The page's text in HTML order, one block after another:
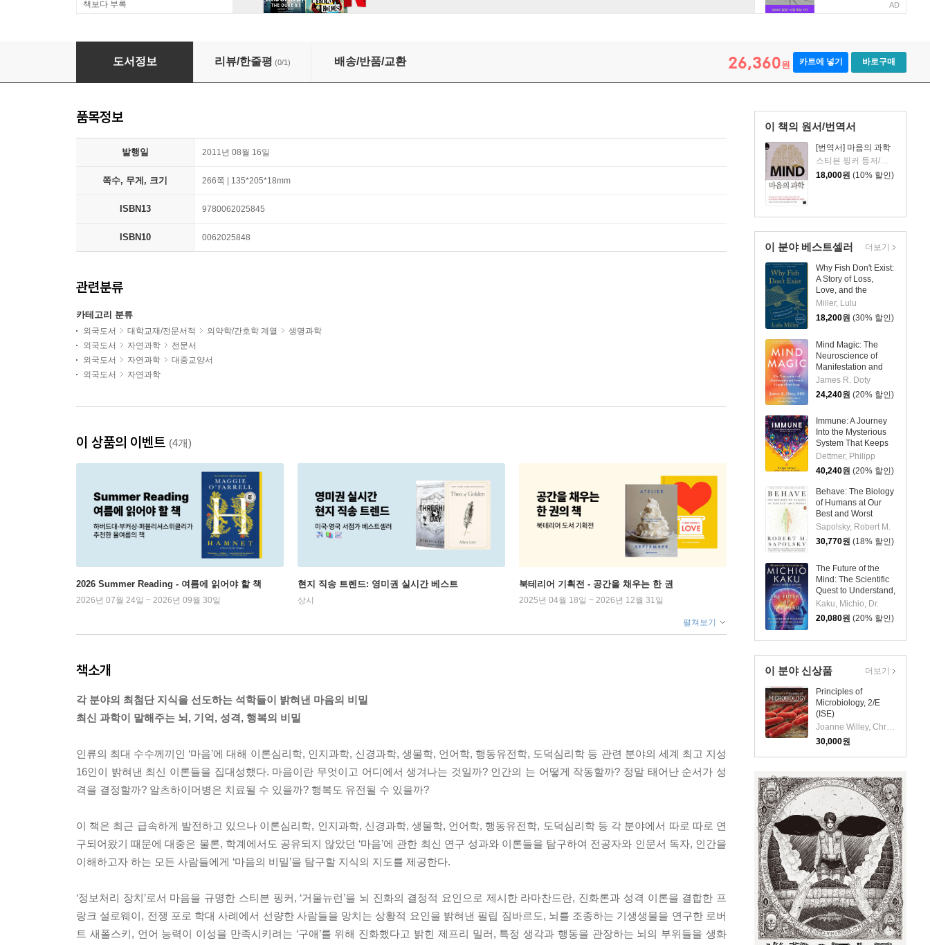
책보다 부록
AD
The Mind: Leading Scientists Explore the Brain, Memory, Personality, and Happiness
도서정보 리뷰/한줄평 (0/1) 배송/반품/교환 26,360원 카트에 넣기 바로구매
이 책의 원서/번역서
[번역서] 마음의 과학
스티븐 핑커 등저/존 브록만 편/이한음 역
18,000원 (10% 할인)
이 분야 베스트셀러
Why Fish Don't Exist:
A Story of Loss,
Love, and the
Hidden Order of Life
Miller, Lulu
18,200원 (30% 할인)
Mind Magic: The
Neuroscience of
Manifestation and
How It Changes
Everything
James R. Doty
24,240원 (20% 할인)
Immune: A Journey
Into the Mysterious
System That Keeps
You Alive
Dettmer, Philipp
40,240원 (20% 할인)
Behave: The Biology
of Humans at Our
Best and Worst
Sapolsky, Robert M.
30,770원 (18% 할인)
The Future of the
Mind: The Scientific
Quest to Understand,
Enhance, and
Empower the Mind
Kaku, Michio, Dr.
20,080원 (20% 할인)
더보기
이 분야 신상품
Principles of
Microbiology, 2/E
(ISE)
Joanne Willey, Christopher J. Woolverton, Linda Sherwood
30,000원
더보기
품목정보
발행일 2011년 08월 16일
쪽수, 무게, 크기 266쪽 | 135*205*18mm
ISBN13 9780062025845
ISBN10 0062025848
관련분류
카테고리 분류
외국도서 대학교재/전문서적 의약학/간호학 계열
생명과학
외국도서
자연과학
전문서
외국도서
자연과학
대중교양서
외국도서
자연과학
이 상품의 이벤트 (4개)
2026 Summer Reading - 여름에 읽어야 할 책
2026년 07월 24일 ~ 2026년 09월 30일
현지 직송 트렌드: 영미권 실시간 베스트
상시
북테리어 기획전 - 공간을 채우는 한 권
2025년 04월 18일 ~ 2026년 12월 31일
펼쳐보기
책소개
각 분야의 최첨단 지식을 선도하는 석학들이 밝혀낸 마음의 비밀
최신 과학이 말해주는 뇌, 기억, 성격, 행복의 비밀
인류의 최대 수수께끼인 ‘마음’에 대해 이론심리학, 인지과학, 신경과학, 생물학, 언어학, 행동유전학, 도덕심리학 등 관련 분야의 세계 최고 지성
16인이 밝혀낸 최신 이론들을 집대성했다. 마음이란 무엇이고 어디에서 생겨나는 것일까? 인간의 는 어떻게 작동할까? 정말 태어난 순서가 성
격을 결정할까? 알츠하이머병은 치료될 수 있을까? 행복도 유전될 수 있을까?
이 책은 최근 급속하게 발전하고 있으나 이론심리학, 인지과학, 신경과학, 생물학, 언어학, 행동유전학, 도덕심리학 등 각 분야에서 따로 따로 연
구되어왔기 때문에 대중은 물론, 학계에서도 공유되지 않았던 ‘마음’에 관한 최신 연구 성과와 이론들을 탐구하여 전공자와 인문서 독자, 인간을
이해하고자 하는 모든 사람들에게 ‘마음의 비밀’을 탐구할 지식의 지도를 제공한다.
‘정보처리 장치’로서 마음을 규명한 스티븐 핑커, ‘거울뉴런’을 뇌 진화의 결정적 요인으로 제시한 라마찬드란, 진화론과 성격 이론을 결합한 프
랑크 설로웨이, 전쟁 포로 학대 사례에서 선량한 사람들을 망치는 상황적 요인을 밝혀낸 필립 짐바르도, 뇌를 조종하는 기생생물을 연구한 로버
트 새폴스키, 언어 능력이 이성을 만족시키려는 ‘구애’를 위해 진화했다고 밝힌 제프리 밀러, 특정 생각과 행동을 관장하는 뇌의 부위들을 생화